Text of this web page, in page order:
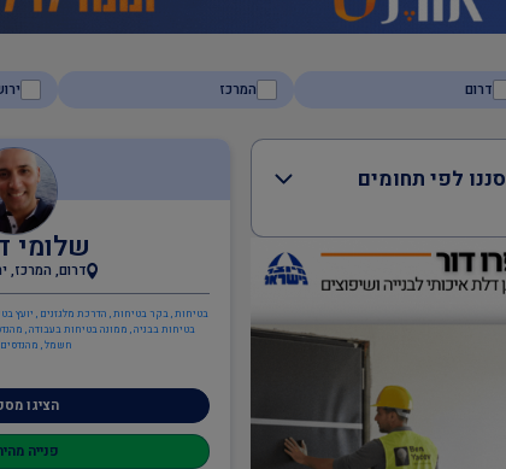
דרום המרכז
סננו לפי תחומים
שלומי
דרום, המרכז,
בטיחות , בקר בטיחות , הדרכת מלגזנים , יועץ
בטיחות בבניה , ממונה בטיחות בעבודה ,
חשמל ,
הציגו
פנייה